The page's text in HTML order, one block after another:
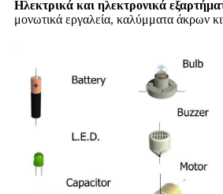
Ηλεκτρικά και ηλεκτρονικά
μονωτικά εργαλεία, καλύμματα άκρων